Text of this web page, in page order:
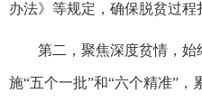
办法》等规定，确保脱贫过程
第二，聚焦深度贫情，始
施“五个一批”和“六个精准”，